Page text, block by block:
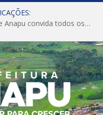
CONVITE A Prefeitura Municipal de Anapu convida todos os servidores públicos municipais para participarem da Audiência Pública de discussão da Lei de Diretrizes Orçamentárias (LDO), importante instrumento de planejamento das ações e investimentos da Administração Pública para o próximo exercício financeiro.